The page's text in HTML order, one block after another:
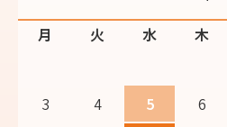
月 火 水 木
3
4 5 6